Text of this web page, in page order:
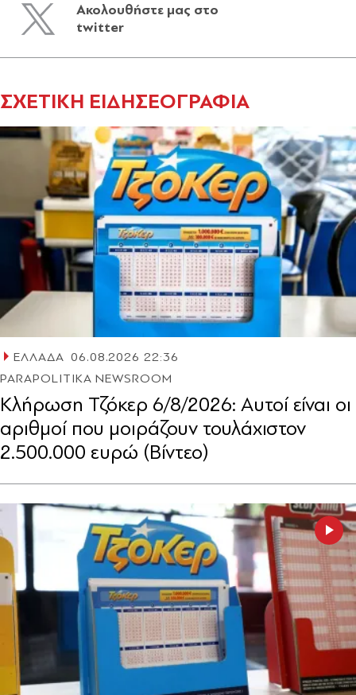
Ακολουθήστε μας στο
twitter
ΣΧΕΤΙΚΗ ΕΙΔΗΣΕΟΓΡΑΦΙΑ
ΕΛΛΑΔΑ 06.08.2026 22:36
PARAPOLITIKA NEWSROOM
Κλήρωση Τζόκερ 6/8/2026: Αυτοί είναι οι
αριθμοί που μοιράζουν τουλάχιστον
2.500.000 ευρώ (Βίντεο)